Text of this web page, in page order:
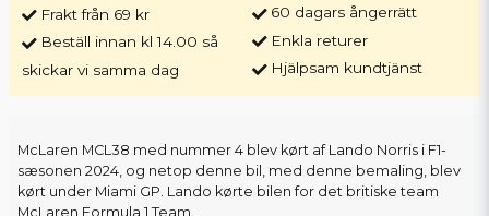
Frakt från 69 kr
Beställ innan kl 14.00 så
skickar vi samma dag
60 dagars ångerrätt
Enkla returer
Hjälpsam kundtjänst
McLaren MCL38 med nummer 4 blev kørt af Lando Norris i F1-
sæsonen 2024, og netop denne bil, med denne bemaling, blev
kørt under Miami GP. Lando kørte bilen for det britiske team
McLaren Formula 1 Team.